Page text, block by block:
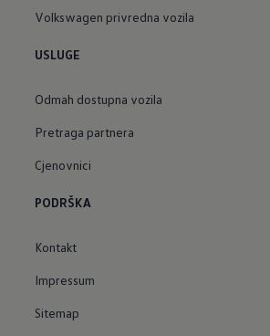
Volkswagen privredna vozila
USLUGE
Odmah dostupna vozila
Pretraga partnera
Cjenovnici
PODRŠKA
Kontakt
Impressum
Sitemap